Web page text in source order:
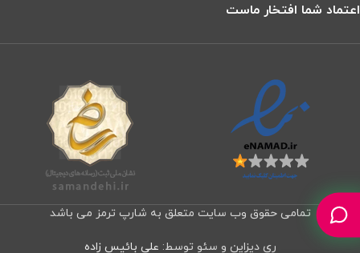
اعتماد شما افتخار ماست
تمامی حقوق وب سایت متعلق به شارپ ترمز می باشد
ری دیزاین و سئو توسط: علی بائیس زاده